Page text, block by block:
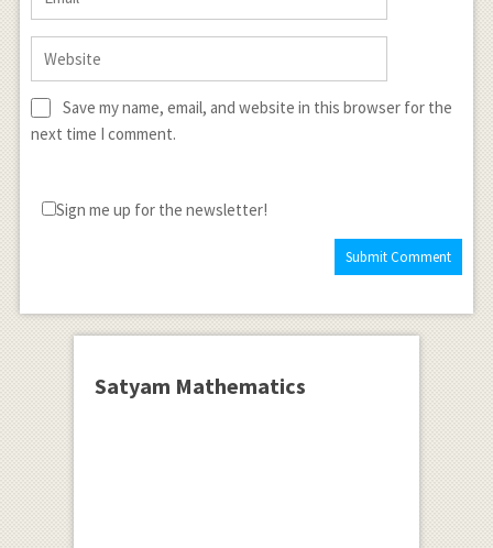
Save my name, email, and website in this browser for the
next time I comment.
Sign me up for the newsletter!
Satyam Mathematics